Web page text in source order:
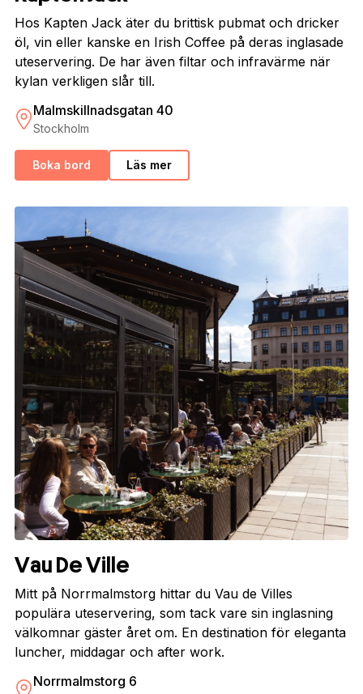
Hos Kapten Jack äter du brittisk pubmat och dricker
öl, vin eller kanske en Irish Coffee på deras inglasade
uteservering. De har även filtar och infravärme när
kylan verkligen slår till.
Malmskillnadsgatan 40
Stockholm
Boka bord Läs mer
Vau De Ville
Mitt på Norrmalmstorg hittar du Vau de Villes
populära uteservering, som tack vare sin inglasning
välkomnar gäster året om. En destination för eleganta
luncher, middagar och after work.
Norrmalmstorg 6